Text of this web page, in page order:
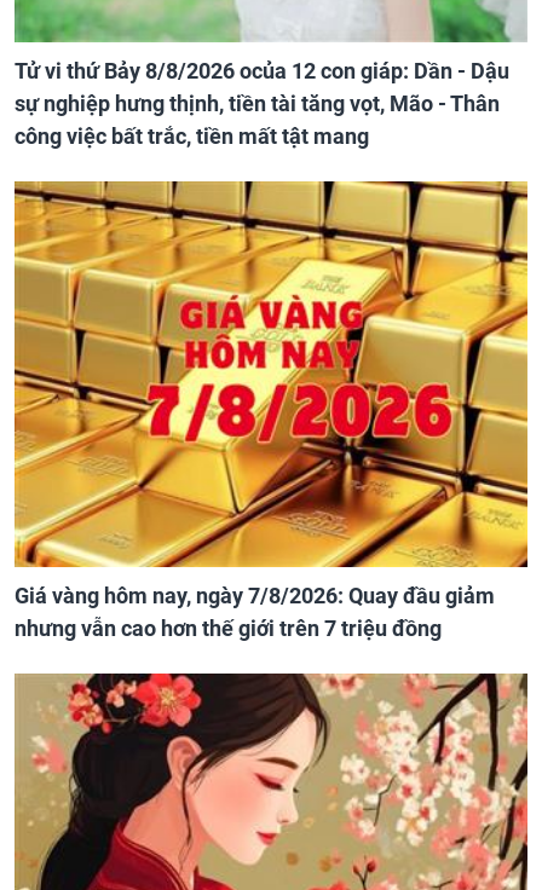
Tử vi thứ Bảy 8/8/2026 ocủa 12 con giáp: Dần - Dậu
sự nghiệp hưng thịnh, tiền tài tăng vọt, Mão - Thân
công việc bất trắc, tiền mất tật mang
Giá vàng hôm nay, ngày 7/8/2026: Quay đầu giảm
nhưng vẫn cao hơn thế giới trên 7 triệu đồng